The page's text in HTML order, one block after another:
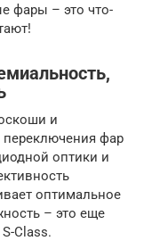
фары – это что-
и
переключения фар
оптики и
оптимальное
– это еще
Class.